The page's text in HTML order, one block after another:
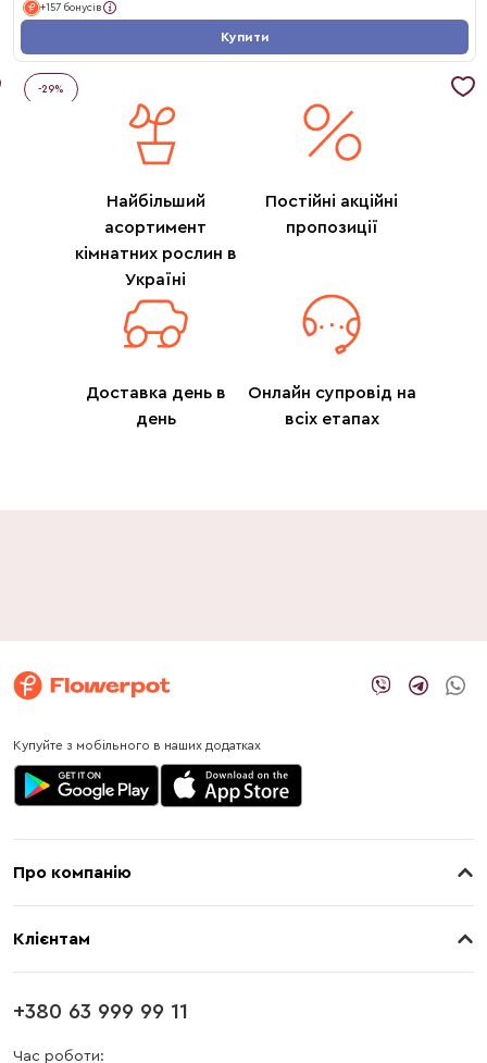
+157 бонусів
Купити
-29%
Найбільший
асортимент
кімнатних рослин в
Україні
Постійні акційні
пропозиції
Доставка день в
день
Онлайн супровід на
всіх етапах
Купуйте з мобільного в наших додатках
Про компанію
Клієнтам
Оплата
Блог
+380 63 999 99 11
Час роботи: